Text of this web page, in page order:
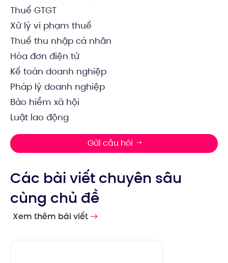
Thuế GTGT
Xử lý vi phạm thuế
Thuế thu nhập cá nhân
Hóa đơn điện tử
Kế toán doanh nghiệp
Pháp lý doanh nghiệp
Bảo hiểm xã hội
Luật lao động
Gửi câu hỏi
Các bài viết chuyên sâu
cùng chủ đề
Xem thêm bài viết